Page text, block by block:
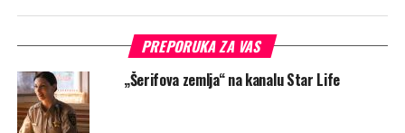
PREPORUKA ZA VAS
„Šerifova zemlja“ na kanalu Star Life